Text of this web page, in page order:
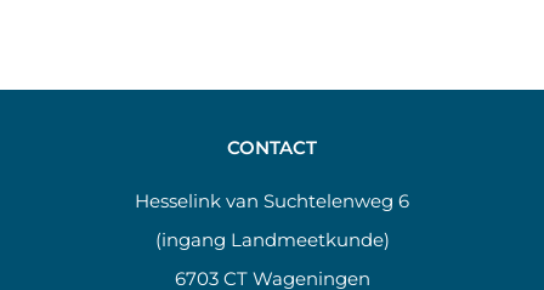
CONTACT
Hesselink van Suchtelenweg 6
(ingang Landmeetkunde)
6703 CT Wageningen